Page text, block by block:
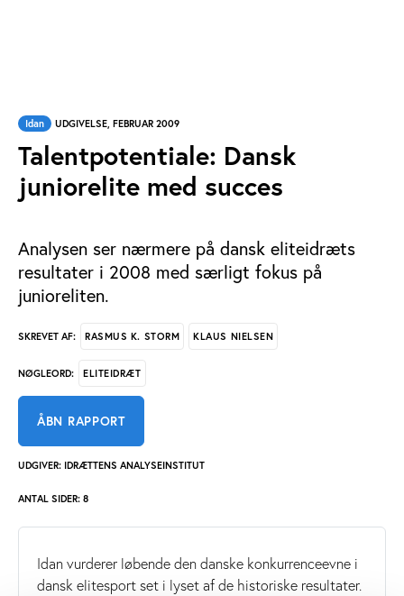
Idan UDGIVELSE, FEBRUAR 2009
Talentpotentiale: Dansk
juniorelite med succes
Analysen ser nærmere på dansk eliteidræts
resultater i 2008 med særligt fokus på
junioreliten.
SKREVET AF: RASMUS K. STORM KLAUS NIELSEN
NØGLEORD: ELITEIDRÆT
ÅBN RAPPORT
UDGIVER: IDRÆTTENS ANALYSEINSTITUT
ANTAL SIDER: 8
Idan vurderer løbende den danske konkurrenceevne i
dansk elitesport set i lyset af de historiske resultater.